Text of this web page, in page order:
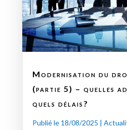
Modernisation du
(partie 5) – quelles
quels délais?
Publié le 18/08/2025 |